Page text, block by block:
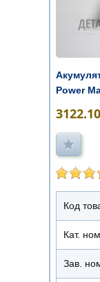
Power
3122.10
Код
Кат.
Зав.